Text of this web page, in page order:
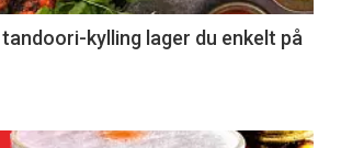
kylling lager du enkelt på